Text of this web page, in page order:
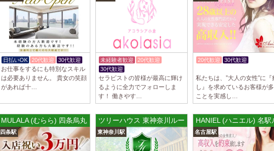
只今NEW OPENにつきセ
出店が続くため、一緒に働
す！ 女性…
2025/03/29 [自由が丘駅]
LIVSPA (リブスパ) 自
当店の募集は嘘偽り等なく
いさせていただきます。 と
ります…
2025/03/29[川崎駅]
LIVSPA (リブスパ) 川崎
当店の募集は嘘偽り等なく
いさせていただきます。 と
ります…
日払いOK 20代歓迎 30代歓迎
お仕事をするにも特別なスキル
は必要ありません。 貴女の笑顔
があれば十…
未経験者歓迎
20代歓迎
30代歓迎
セラピストの皆様が最高に輝け
るように全力でフォローしま
す！ 働きやす…
20代歓迎
30代歓迎
私たちは、”大人の女性”に『
し』を求めているお客様が
ことを実感し…
MULALA (むらら) 四条烏丸ルーム
四条駅
ツリーハウス 東神奈川ルーム
東神奈川駅
HANIEL (ハニエル) 名駅
名古屋駅